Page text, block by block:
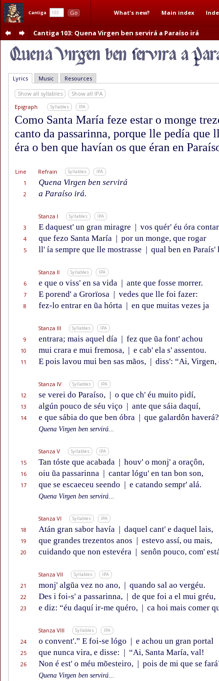
Cantiga Go What's new? Main index
Cantiga 103: Quena Virgen ben servirá a Paraíso irá
Lyrics Music Resources
Show all syllables
Show all IPA
Epigraph
Syllables IPA
Como Santa María feze estar o monge
canto da passarinna, porque lle pedía que
éra o ben que havían os que éran en
Line Refrain Syllables IPA
1 Quena Virgen ben servirá
2 a Paraíso irá.
Stanza I Syllables IPA
3 E daquest' un gran miragre | vos quér' éu óra
4 que fezo Santa María | por un monge, que rogar
5 ll' ía sempre que lle mostrasse | qual ben en Paraís'
Stanza II Syllables IPA
6 e que o viss' en sa vida | ante que fosse morrer.
7 E porend' a Grorïosa | vedes que lle foi fazer:
8 fez-lo entrar en ũa hórta | en que muitas vezes ja
Stanza III Syllables IPA
9 entrara; mais aquel día | fez que ũa font' achou
10 mui crara e mui fremosa, | e cab' ela s' assentou.
11 E pois lavou mui ben sas mãos, | diss': “Ai, Virgen,
Stanza IV Syllables IPA
12 se verei do Paraíso, | o que ch' éu muito pidí,
13 algún pouco de séu viço | ante que sáia daquí,
14 e que sábia do que ben óbra | que galardôn
Quena Virgen ben servirá...
Stanza V Syllables IPA
15 Tan tóste que acabada | houv' o monj' a oraçôn,
16 oiu ũa passarinna | cantar lógu' en tan bon son,
17 que se escaeceu seendo | e catando sempr' alá.
Quena Virgen ben servirá...
Stanza VI Syllables IPA
18 Atán gran sabor havía | daquel cant' e daquel lais,
19 que grandes trezentos anos | estevo assí, ou mais,
20 cuidando que non estevéra | senôn pouco, com'
Stanza VII Syllables IPA
21 monj' algũa vez no ano, | quando sal ao vergéu.
22 Des i foi-s' a passarinna, | de que foi a el mui gréu,
23 e diz: “éu daquí ir-me quéro, | ca hoi mais comer
Stanza VIII Syllables IPA
24 o convent'.” E foi-se lógo | e achou un gran portal
25 que nunca vira, e disse: | “Ai, Santa María, val!
26 Non é est' o méu mõesteiro, | pois de mi que se
Quena Virgen ben servirá...